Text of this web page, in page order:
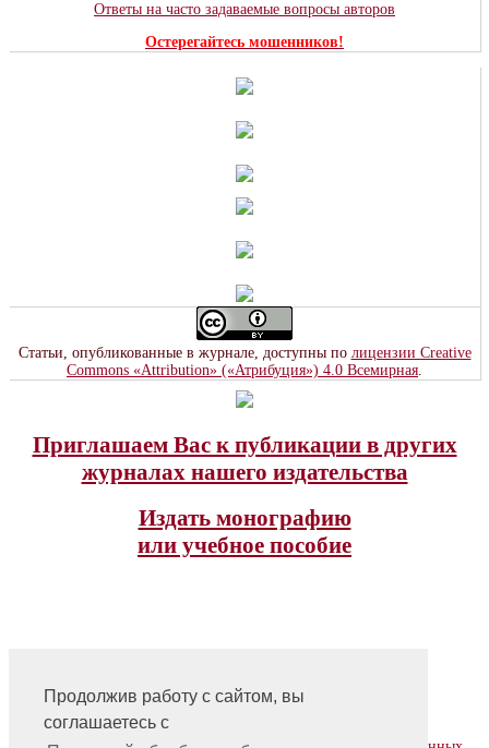
Продолжив работу с сайтом, вы
соглашаетесь с
Ответы на часто задаваемые вопросы авторов
Остерегайтесь мошенников!
Статьи, опубликованные в журнале, доступны по лицензии Creative
Commons «Attribution» («Атрибуция») 4.0 Всемирная.
Приглашаем Вас к публикации в других
журналах нашего издательства
Издать монографию
или учебное пособие
На главную
Контакты, учредитель, редакция